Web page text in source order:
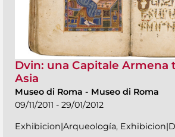
Dvin: una Capitale Armena
Asia
Museo di Roma - Museo di Roma
09/11/2011 - 29/01/2012
Exhibicion|Arqueología,